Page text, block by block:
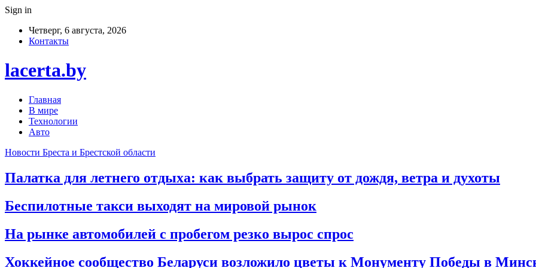
Sign in
Четверг, 6 августа, 2026
Контакты
lacerta.by
Главная
В мире
Технологии
Авто
Новости Бреста и Брестской области
Палатка для летнего отдыха: как выбрать защиту от дождя, ветра и духоты
Беспилотные такси выходят на мировой рынок
На рынке автомобилей с пробегом резко вырос спрос
Хоккейное сообщество Беларуси возложило цветы к Монументу Победы в